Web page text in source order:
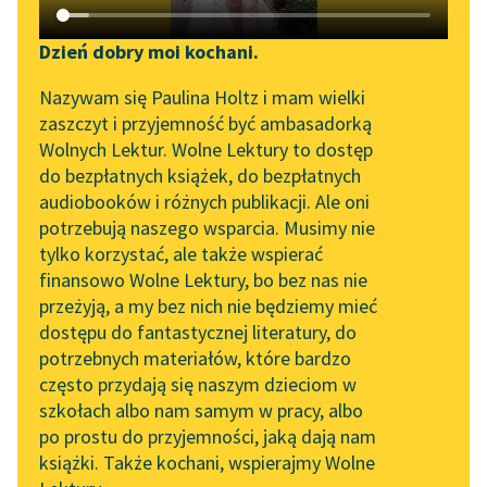
Katalog DAISY
Podkasty o książkach
Zgłoś brak utworu
Aktualności
„Prokurator Alicja Horn”
do słuchania
Byliśmy częścią AI Impact
Lab
Zapraszamy na spotkanie
online z tłumaczkami
literatury skandynawskiej
Spotkanie z Katarzyną
Tunkiel w Oslo
102. lata temu zmarł
Joseph Conrad
Narzędzia
Mapa Wolnych Lektur
Leśmianator
Przewodnik dla piszących i
czytających
API
OAI-PMH
Widget Wolnych Lektur
Przypisy
Dzień dobry moi kochani.
Nazywam się Paulina Holtz i mam wielki
zaszczyt i przyjemność być ambasadorką
Wolnych Lektur. Wolne Lektury to dostęp
do bezpłatnych książek, do bezpłatnych
audiobooków i różnych publikacji. Ale oni
potrzebują naszego wsparcia. Musimy nie
tylko korzystać, ale także wspierać
finansowo Wolne Lektury, bo bez nas nie
przeżyją, a my bez nich nie będziemy mieć
dostępu do fantastycznej literatury, do
potrzebnych materiałów, które bardzo
często przydają się naszym dzieciom w
szkołach albo nam samym w pracy, albo
po prostu do przyjemności, jaką dają nam
książki. Także kochani, wspierajmy Wolne
Sortuj:
kroniki